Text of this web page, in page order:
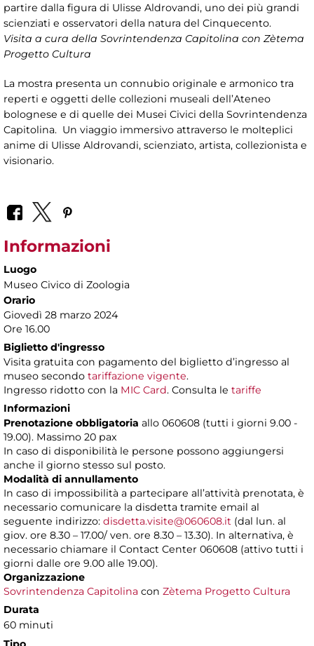
partire dalla figura di Ulisse Aldrovandi, uno dei più grandi
scienziati e osservatori della natura del Cinquecento.
Visita a cura della Sovrintendenza Capitolina con Zètema
Progetto Cultura
La mostra presenta un connubio originale e armonico tra
reperti e oggetti delle collezioni museali dell’Ateneo
bolognese e di quelle dei Musei Civici della Sovrintendenza
Capitolina. Un viaggio immersivo attraverso le molteplici
anime di Ulisse Aldrovandi, scienziato, artista, collezionista e
visionario.
Informazioni
Luogo
Museo Civico di Zoologia
Orario
Giovedì 28 marzo 2024
Ore 16.00
Biglietto d'ingresso
Visita gratuita con pagamento del biglietto d’ingresso al
museo secondo tariffazione vigente.
Ingresso ridotto con la MIC Card. Consulta le tariffe
Informazioni
Prenotazione obbligatoria allo 060608 (tutti i giorni 9.00 -
19.00). Massimo 20 pax
In caso di disponibilità le persone possono aggiungersi
anche il giorno stesso sul posto.
Modalità di annullamento
In caso di impossibilità a partecipare all’attività prenotata, è
necessario comunicare la disdetta tramite email al
seguente indirizzo: disdetta.visite@060608.it (dal lun. al
giov. ore 8.30 – 17.00/ ven. ore 8.30 – 13.30). In alternativa, è
necessario chiamare il Contact Center 060608 (attivo tutti i
giorni dalle ore 9.00 alle 19.00).
Organizzazione
Sovrintendenza Capitolina con Zètema Progetto Cultura
Durata
60 minuti